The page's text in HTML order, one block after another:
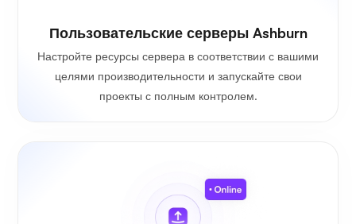
Пользовательские серверы Ashburn
Настройте ресурсы сервера в соответствии с вашими
целями производительности и запускайте свои
проекты с полным контролем.